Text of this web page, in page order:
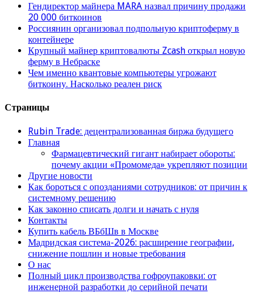
Гендиректор майнера MARA назвал причину продажи
20 000 биткоинов
Россиянин организовал подпольную криптоферму в
контейнере
Крупный майнер криптовалюты Zcash открыл новую
ферму в Небраске
Чем именно квантовые компьютеры угрожают
биткоину. Насколько реален риск
Страницы
Rubin Trade: децентрализованная биржа будущего
Главная
Фармацевтический гигант набирает обороты:
почему акции «Промомеда» укрепляют позиции
Другие новости
Как бороться с опозданиями сотрудников: от причин к
системному решению
Как законно списать долги и начать с нуля
Контакты
Купить кабель ВБбШв в Москве
Мадридская система-2026: расширение географии,
снижение пошлин и новые требования
О нас
Полный цикл производства гофроупаковки: от
инженерной разработки до серийной печати